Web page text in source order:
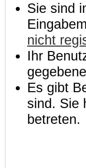
Sie sind
nicht
Ihr
Es gibt
sind. Sie
betreten.